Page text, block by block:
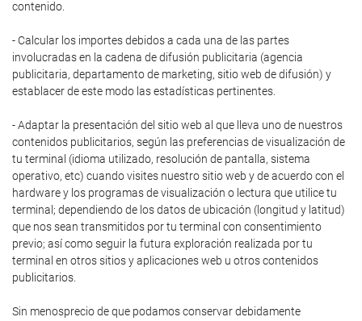
contenido.
- Calcular los importes debidos a cada una de las partes
involucradas en la cadena de difusión publicitaria (agencia
publicitaria, departamento de marketing, sitio web de difusión) y
establacer de este modo las estadísticas pertinentes.
- Adaptar la presentación del sitio web al que lleva uno de nuestros
contenidos publicitarios, según las preferencias de visualización de
tu terminal (idioma utilizado, resolución de pantalla, sistema
operativo, etc) cuando visites nuestro sitio web y de acuerdo con el
hardware y los programas de visualización o lectura que utilice tu
terminal; dependiendo de los datos de ubicación (longitud y latitud)
que nos sean transmitidos por tu terminal con consentimiento
previo; así como seguir la futura exploración realizada por tu
terminal en otros sitios y aplicaciones web u otros contenidos
publicitarios.
Sin menosprecio de que podamos conservar debidamente